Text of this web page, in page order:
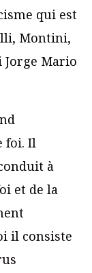
qui est
Montini,
Jorge Mario
foi. Il
à
et de la
il consiste